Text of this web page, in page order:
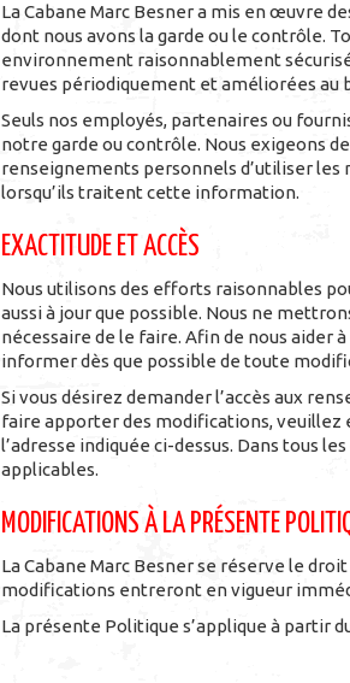
La Cabane Marc Besner a mis en œuvre
dont nous avons la garde ou le contrôle.
environnement raisonnablement
revues périodiquement et améliorées au
Seuls nos employés, partenaires ou
notre garde ou contrôle. Nous exigeons
renseignements personnels d’utiliser les
lorsqu’ils traitent cette information.
EXACTITUDE ET ACCÈS
Nous utilisons des efforts raisonnables
aussi à jour que possible. Nous ne
nécessaire de le faire. Afin de nous aider
informer dès que possible de toute
Si vous désirez demander l’accès aux
faire apporter des modifications, veuillez
l’adresse indiquée ci-dessus. Dans tous
applicables.
MODIFICATIONS À LA PRÉSENTE
La Cabane Marc Besner se réserve le
modifications entreront en vigueur
La présente Politique s’applique à partir